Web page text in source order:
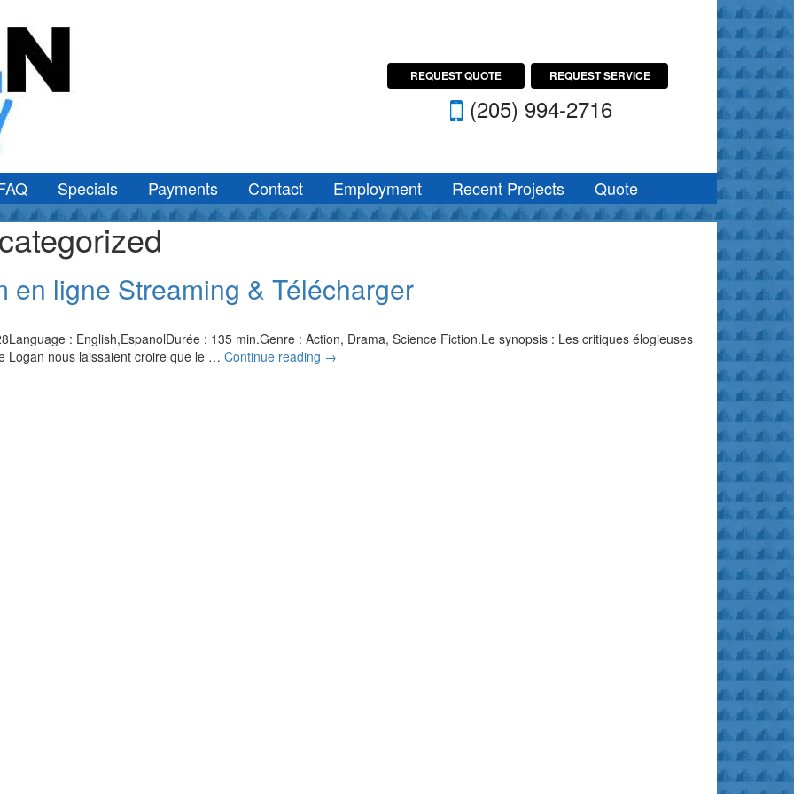
REQUEST QUOTE REQUEST SERVICE
(205) 994-2716
Specials Payments Contact Employment Recent Projects Quote
en ligne Streaming & Télécharger
: English,EspanolDurée : 135 min.Genre : Action, Drama, Science Fiction.Le synopsis : Les critiques élogieuses
Logan nous laissaient croire que le … Continue reading →